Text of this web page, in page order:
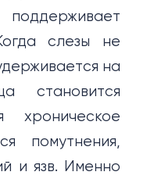
слезы не
на
становится
хроническое
помутнения,
и язв. Именно